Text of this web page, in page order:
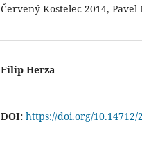
Červený Kostelec 2014,
Filip Herza
DOI: https://doi.org/10.14712/